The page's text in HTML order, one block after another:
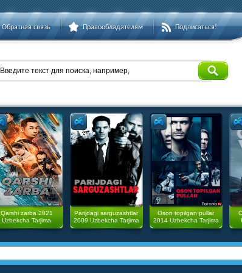
Обратная связь Правообладателям Подписаться!
Введите текст для поиска, например,
Qarshi zarba 2021
Uzbekcha Tarjima
Parijdagi sarguzashtlar
2009 Uzbekcha Tarjima
Oson topilgan pullar
2014 Uzbekcha Tarjima